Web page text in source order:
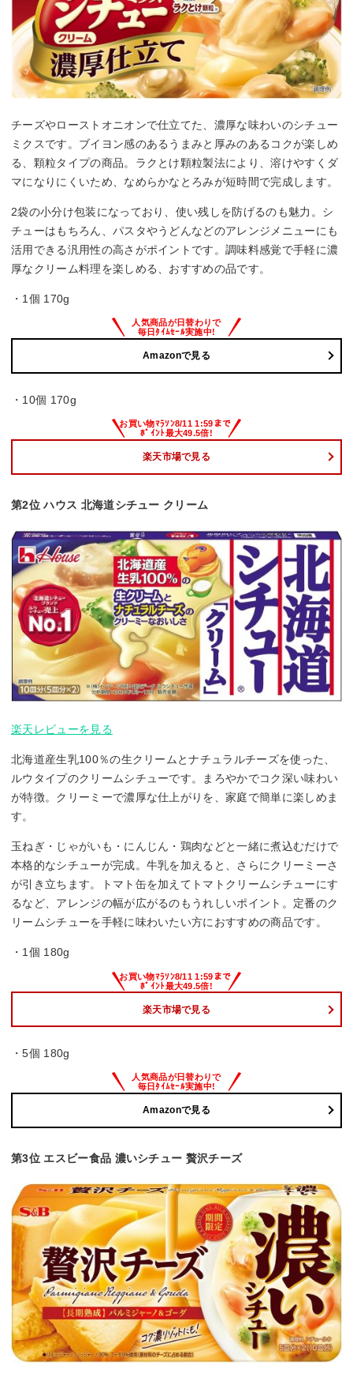
チーズやローストオニオンで仕立てた、濃厚な味わいのシチュー
ミクスです。ブイヨン感のあるうまみと厚みのあるコクが楽しめ
る、顆粒タイプの商品。ラクとけ顆粒製法により、溶けやすくダ
マになりにくいため、なめらかなとろみが短時間で完成します。
2袋の小分け包装になっており、使い残しを防げるのも魅力。シ
チューはもちろん、パスタやうどんなどのアレンジメニューにも
活用できる汎用性の高さがポイントです。調味料感覚で手軽に濃
厚なクリーム料理を楽しめる、おすすめの品です。
・1個 170g
Amazonで見る
・10個 170g
楽天市場で見る
第2位 ハウス 北海道シチュー クリーム
楽天レビューを見る
北海道産生乳100％の生クリームとナチュラルチーズを使った、
ルウタイプのクリームシチューです。まろやかでコク深い味わい
が特徴。クリーミーで濃厚な仕上がりを、家庭で簡単に楽しめま
す。
玉ねぎ・じゃがいも・にんじん・鶏肉などと一緒に煮込むだけで
本格的なシチューが完成。牛乳を加えると、さらにクリーミーさ
が引き立ちます。トマト缶を加えてトマトクリームシチューにす
るなど、アレンジの幅が広がるのもうれしいポイント。定番のク
リームシチューを手軽に味わいたい方におすすめの商品です。
・1個 180g
楽天市場で見る
・5個 180g
Amazonで見る
第3位 エスビー食品 濃いシチュー 贅沢チーズ